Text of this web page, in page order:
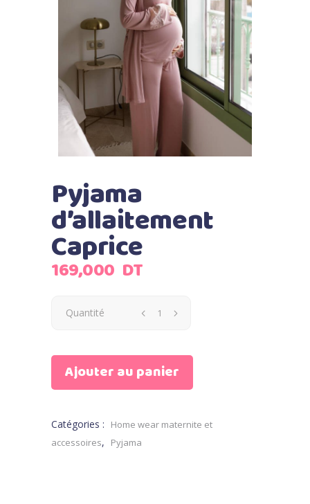
Pyjama
d’allaitement
Caprice
169,000 DT
Quantité
Ajouter au panier
Catégories :
Home wear maternite et
accessoires, Pyjama